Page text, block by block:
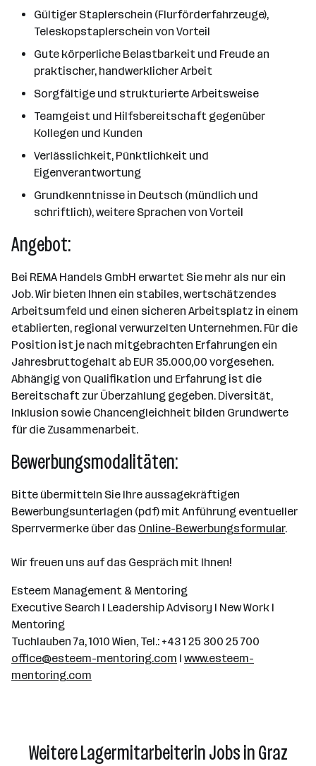
Gültiger Staplerschein (Flurförderfahrzeuge),
Teleskopstaplerschein von Vorteil
Gute körperliche Belastbarkeit und Freude an
praktischer, handwerklicher Arbeit
Sorgfältige und strukturierte Arbeitsweise
Teamgeist und Hilfsbereitschaft gegenüber
Kollegen und Kunden
Verlässlichkeit, Pünktlichkeit und
Eigenverantwortung
Grundkenntnisse in Deutsch (mündlich und
schriftlich), weitere Sprachen von Vorteil
Angebot:
Bei REMA Handels GmbH erwartet Sie mehr als nur ein
Job. Wir bieten Ihnen ein stabiles, wertschätzendes
Arbeitsumfeld und einen sicheren Arbeitsplatz in einem
etablierten, regional verwurzelten Unternehmen. Für die
Position ist je nach mitgebrachten Erfahrungen ein
Jahresbruttogehalt ab EUR 35.000,00 vorgesehen.
Abhängig von Qualifikation und Erfahrung ist die
Bereitschaft zur Überzahlung gegeben. Diversität,
Inklusion sowie Chancengleichheit bilden Grundwerte
für die Zusammenarbeit.
Bewerbungsmodalitäten:
Bitte übermitteln Sie Ihre aussagekräftigen
Bewerbungsunterlagen (pdf) mit Anführung eventueller
Sperrvermerke über das Online-Bewerbungsformular.
Wir freuen uns auf das Gespräch mit Ihnen!
Esteem Management & Mentoring
Executive Search I Leadership Advisory I New Work I
Mentoring
Tuchlauben 7a, 1010 Wien, Tel.: +43 1 25 300 25 700
office@esteem-mentoring.com I www.esteem-
mentoring.com
Weitere Lagermitarbeiterin Jobs in Graz